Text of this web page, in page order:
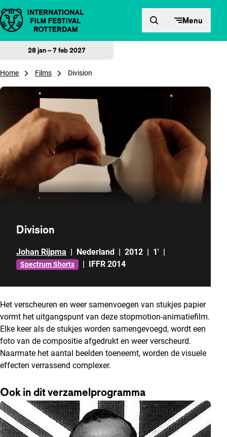
Direct naar inhoud Menu
28 jan – 7 feb 2027
Home Films Division
Division
Johan Rijpma | Nederland | 2012 | 1' |
Spectrum Shorts | IFFR 2014
Het verscheuren en weer samenvoegen van stukjes papier
vormt het uitgangspunt van deze stopmotion-animatiefilm.
Elke keer als de stukjes worden samengevoegd, wordt een
foto van de compositie afgedrukt en weer verscheurd.
Naarmate het aantal beelden toeneemt, worden de visuele
effecten verrassend complexer.
Ook in dit verzamelprogramma